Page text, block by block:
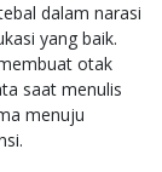
dalam narasi
yang baik.
otak
saat menulis
menuju